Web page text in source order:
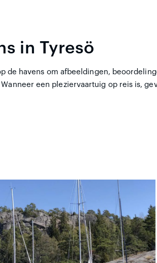
in Tyresö
de havens om afbeeldingen,
een pleziervaartuig op reis is,